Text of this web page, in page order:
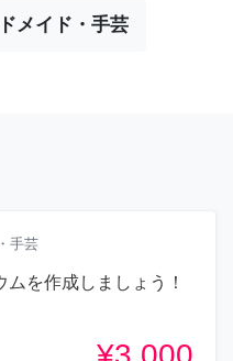
メイド・手芸
手芸
ムを作成しましょう！